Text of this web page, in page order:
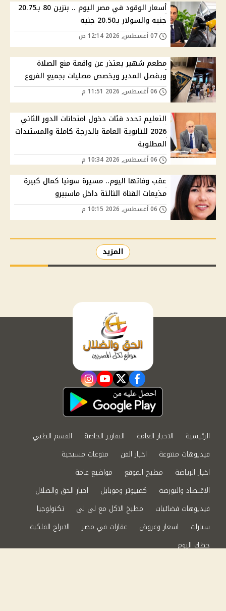
أسعار الوقود في مصر اليوم .. بنزين 80 بـ20.75
جنيه والسولار بـ20.50 جنيه
مطعم شهير يعتذر عن واقعة منع الصلاة
ويفصل المدير ويخصص مصليات بجميع الفروع
التعليم تحدد فئات دخول امتحانات الدور الثاني
2026 للثانوية العامة بالدرجة كاملة والمستندات
المطلوبة
عقب وفاتها اليوم.. مسيرة سونيا كمال كبيرة
مذيعات القناة الثالثة داخل ماسبيرو
المزيد
facebook
twitter
youtube
instagram
الرئيسية الاخبار العامة التقارير الخاصة
القسم الطبي
فيديوهات متنوعة
اخبار الفن
منوعات مسيحية
اخبار الرياضة
مطبخ الموقع
مواضيع عامة
الاقتصاد والبورصة
كمبيوتر وموبايل
اخبار الحق والضلال
فيديوهات فضائيات
مطبخ الاكل مع لى لى
تكنولوجيا
سيارات
اسعار وعروض عقارات في مصر
الابراج الفلكية
حظك اليوم